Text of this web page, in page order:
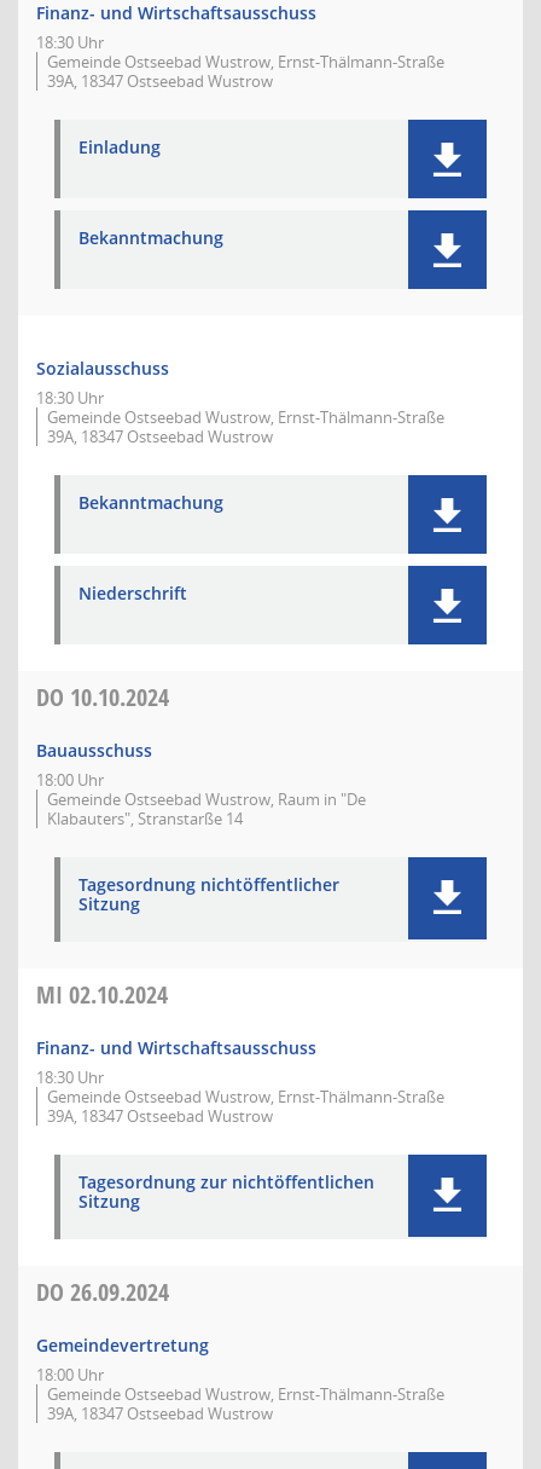
Finanz- und Wirtschaftsausschuss
18:30 Uhr
Gemeinde Ostseebad Wustrow, Ernst-Thälmann-Straße
39A, 18347 Ostseebad Wustrow
Einladung
Bekanntmachung
Sozialausschuss
18:30 Uhr
Gemeinde Ostseebad Wustrow, Ernst-Thälmann-Straße
39A, 18347 Ostseebad Wustrow
Bekanntmachung
Niederschrift
DO 10.10.2024
Bauausschuss
18:00 Uhr
Gemeinde Ostseebad Wustrow, Raum in "De
Klabauters", Stranstarße 14
Tagesordnung nichtöffentlicher
Sitzung
MI 02.10.2024
Finanz- und Wirtschaftsausschuss
18:30 Uhr
Gemeinde Ostseebad Wustrow, Ernst-Thälmann-Straße
39A, 18347 Ostseebad Wustrow
Tagesordnung zur nichtöffentlichen
Sitzung
DO 26.09.2024
Gemeindevertretung
18:00 Uhr
Gemeinde Ostseebad Wustrow, Ernst-Thälmann-Straße
39A, 18347 Ostseebad Wustrow